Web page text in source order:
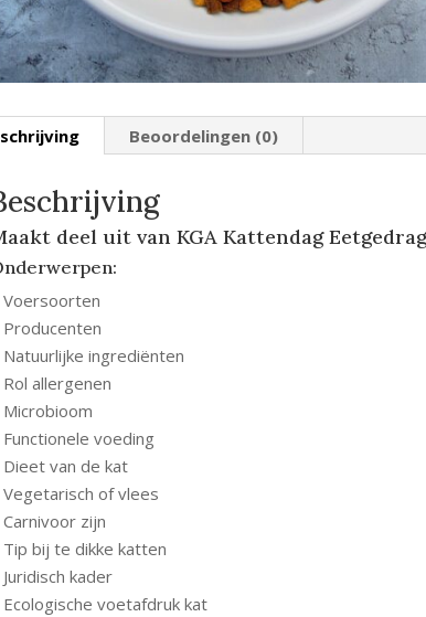
Beoordelingen (0)
deel uit van KGA Kattendag
Voersoorten
Producenten
Natuurlijke ingrediënten
Rol allergenen
Microbioom
Functionele voeding
Dieet van de kat
Vegetarisch of vlees
Carnivoor zijn
Tip bij te dikke katten
Juridisch kader
Ecologische voetafdruk kat